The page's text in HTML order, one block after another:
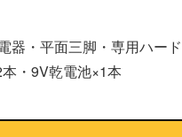
器・平面三脚・専用ハ
・9V乾電池×1本